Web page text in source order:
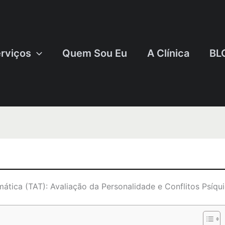
Quem Sou Eu A Clínica
(TAT): Avaliação da Personalidade e Conflitos